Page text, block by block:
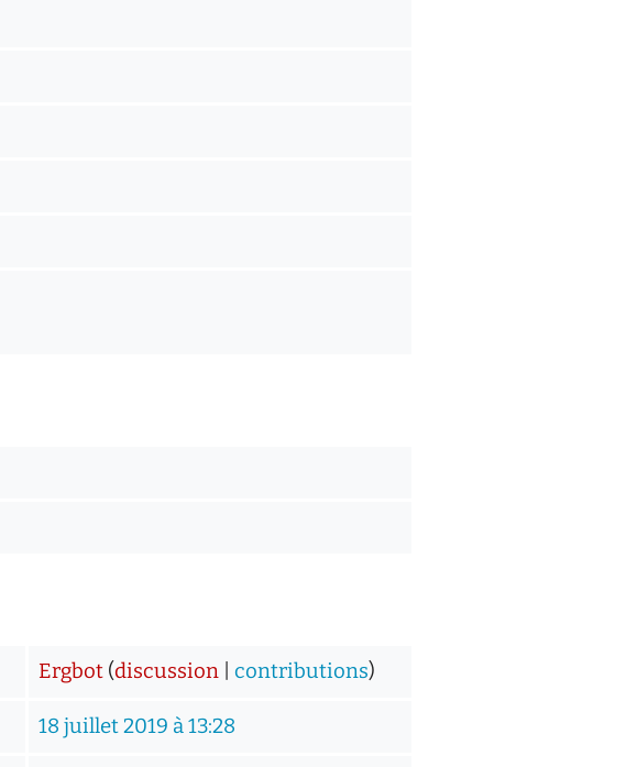
Ergbot (discussion |contributions)
18 juillet 2019 à 13:28